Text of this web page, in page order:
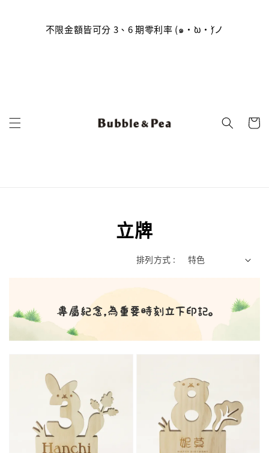
不限金額皆可分 3、6 期零利率 (๑•̀ω•́)ノ
立牌
排列方式 :